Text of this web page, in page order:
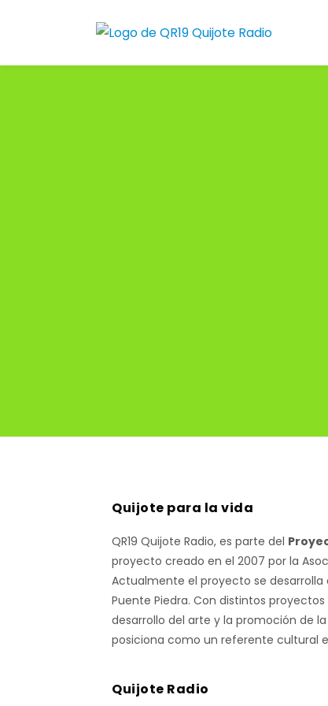
Quijote para la vida
QR19 Quijote Radio, es parte del
proyecto creado en el 2007 por la
Actualmente el proyecto se desarrolla
Puente Piedra. Con distintos
desarrollo del arte y la promoción de
posiciona como un referente cultural
Quijote Radio